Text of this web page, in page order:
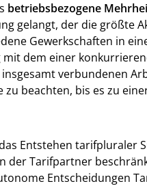
betriebsbezogene
gelangt, der die größte
Gewerkschaften in
dem einer
verbundenen
beachten, bis es zu
Entstehen tarifpluraler
der Tarifpartner
Entscheidungen